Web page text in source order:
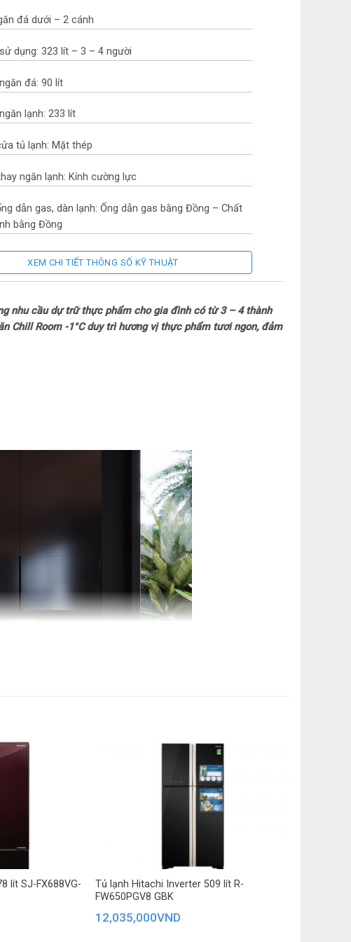
đá dưới – 2 cánh
dụng: 323 lít – 3 – 4 người
đá: 90 lít
lạnh: 233 lít
tủ lạnh: Mặt thép
ngăn lạnh: Kính cường lực
dẫn gas, dàn lạnh: Ống dẫn gas bằng Đồng – Chất
bằng Đồng
2024
điện năng
bảo quản thực phẩm: Ngăn Chill Room -1°C Ngăn rau
kháng khuẩn, khử mùi: Công nghệ ion hóa
khi quên đóng cửa
– Khối lượng: Cao 181.3 cm – Ngang 65.5 cm – Sâu
64 kg
XEM CHI TIẾT THÔNG SỐ KỸ THUẬT
nhu cầu dự trữ thực phẩm cho gia đình có từ 3 – 4 thành
Chill Room -1°C duy trì hương vị thực phẩm tươi ngon, đảm
giúp bạn sắp xếp, bảo quản được nhiều loại thực
lít SJ-FX688VG-
Tủ lạnh Hitachi Inverter 509 lít R-
FW650PGV8 GBK
12,035,000VND